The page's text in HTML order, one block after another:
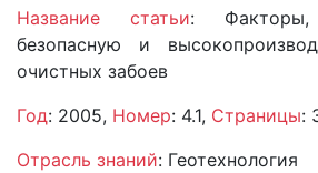
Название статьи:
безопасную и
очистных забоев
Год: 2005, Номер: 4.1, Страницы:
Отрасль знаний: Геотехнология